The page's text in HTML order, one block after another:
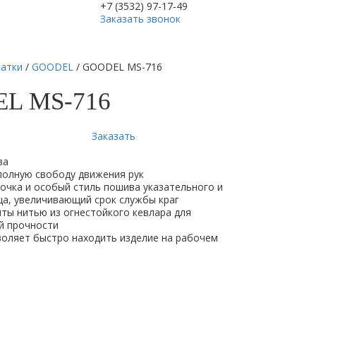
+7 (3532) 97-17-49
Заказать звонок
/ GOODEL/ GOODEL MS-716
MS-716
Заказать
свободу движения рук
и особый стиль пошива указательного и
увеличивающий срок службы краг
нитью из огнестойкого кевлара для
прочности
быстро находить изделие на рабочем